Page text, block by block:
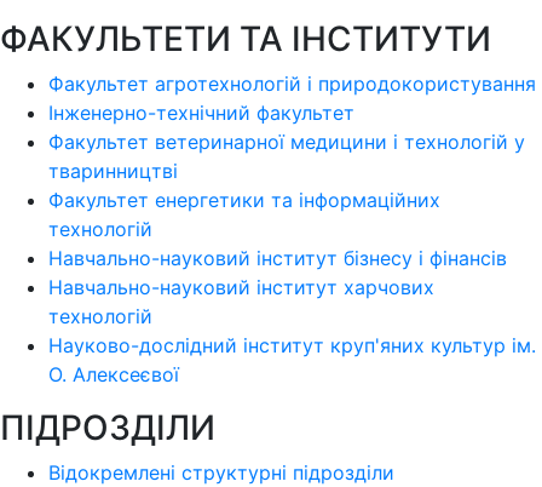
ФАКУЛЬТЕТИ ТА ІНСТИТУТИ
Факультет агротехнологій і природокористування
Інженерно-технічний факультет
Факультет ветеринарної медицини і технологій у
тваринництві
Факультет енергетики та інформаційних
технологій
Навчально-науковий інститут бізнесу і фінансів
Навчально-науковий інститут харчових
технологій
Науково-дослідний інститут круп'яних культур ім.
О. Алексеєвої
ПІДРОЗДІЛИ
Відокремлені структурні підрозділи